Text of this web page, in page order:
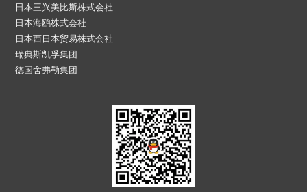
日本三兴美比斯株式会社
日本海鸥株式会社
日本西日本贸易株式会社
瑞典斯凯孚集团
德国舍弗勒集团